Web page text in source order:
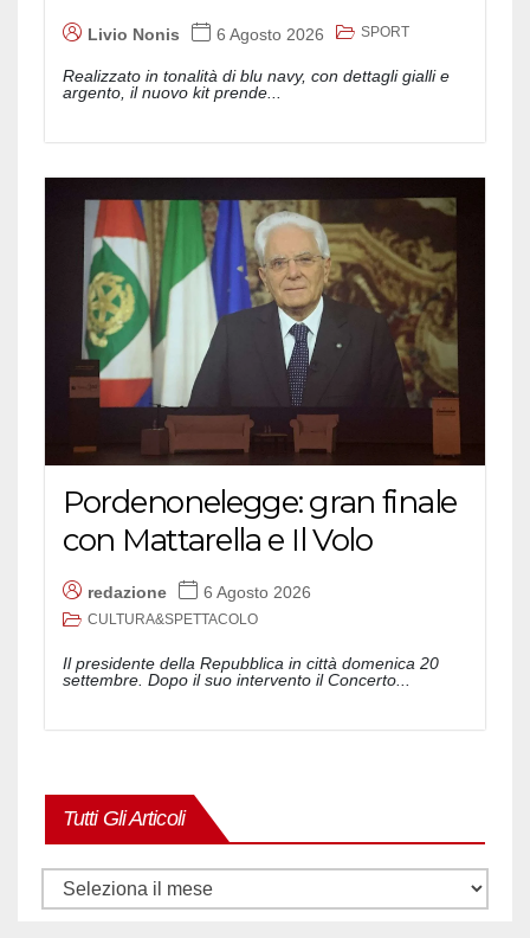
Livio Nonis 6 Agosto 2026 SPORT
Realizzato in tonalità di blu navy, con dettagli gialli e
argento, il nuovo kit prende...
Pordenonelegge: gran finale
con Mattarella e Il Volo
redazione 6 Agosto 2026
CULTURA&SPETTACOLO
Il presidente della Repubblica in città domenica 20
settembre. Dopo il suo intervento il Concerto...
Tutti Gli Articoli
Tutti